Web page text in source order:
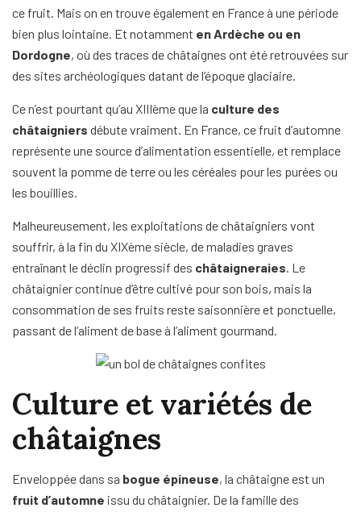
ce fruit. Mais on en trouve également en France à une période
bien plus lointaine. Et notamment en Ardèche ou en
Dordogne, où des traces de châtaignes ont été retrouvées sur
des sites archéologiques datant de l’époque glaciaire.
Ce n’est pourtant qu’au XIIIème que la culture des
châtaigniers débute vraiment. En France, ce fruit d’automne
représente une source d’alimentation essentielle, et remplace
souvent la pomme de terre ou les céréales pour les purées ou
les bouillies.
Malheureusement, les exploitations de châtaigniers vont
souffrir, à la fin du XIXème siècle, de maladies graves
entraînant le déclin progressif des châtaigneraies. Le
châtaignier continue d’être cultivé pour son bois, mais la
consommation de ses fruits reste saisonnière et ponctuelle,
passant de l’aliment de base à l’aliment gourmand.
Culture et variétés de
châtaignes
Enveloppée dans sa bogue épineuse, la châtaigne est un
fruit d’automne issu du châtaignier. De la famille des